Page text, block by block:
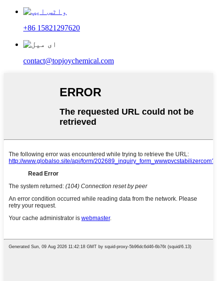
+86 15821297620
contact@topjoychemical.com